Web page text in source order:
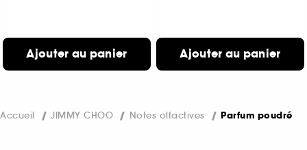
Ajouter au panier Ajouter au panier
Accueil JIMMY CHOO Notes olfactives Parfum poudré